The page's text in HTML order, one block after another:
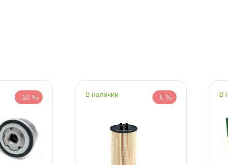
-10 % наличии -5 %